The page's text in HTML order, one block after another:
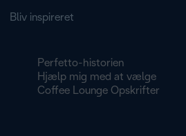
Bliv inspireret
Perfetto-historien
Hjælp mig med at vælge
Coffee Lounge Opskrifter